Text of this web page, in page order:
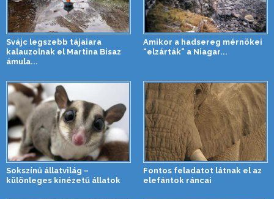
Svájc legszebb tájaiara
kalauzolnak el Martina Bisaz
ámula...
Amikor a hadsereg mérnökei
“elzárták” a Niagar...
Sokszínű állatvilág –
különleges kinézetű állatok
Fontos feladatot látnak el az
elefántok ráncai